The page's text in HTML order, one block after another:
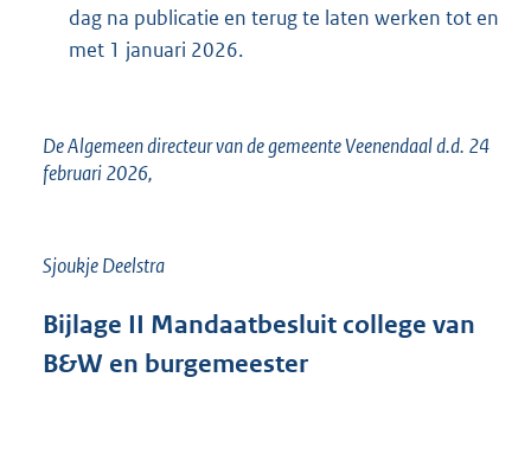
dag na publicatie en terug te laten werken tot en
met 1 januari 2026.
De Algemeen directeur van de gemeente Veenendaal d.d. 24
februari 2026,
Sjoukje Deelstra
Bijlage II Mandaatbesluit college van
B&W en burgemeester